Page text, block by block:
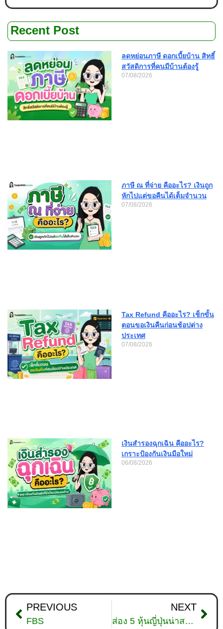
Recent Post
ลดหย่อนภาษี ดอกเบี้ยบ้าน สิทธิ์
สวัสดิการที่คนมีบ้านต้องรู้
07/08/2026
ภาษี ณ ที่จ่าย คืออะไร? เงินถูก
หักไปแต่ขอคืนได้เต็มจำนวน
07/08/2026
Tax Refund คืออะไร? เช็กขั้น
ตอนขอเงินคืนก่อนช้อปต่าง
ประเทศ
07/08/2026
เงินสำรองฉุกเฉิน คืออะไร?
เกราะป้องกันเงินมือใหม่
06/08/2026
PREVIOUS
FBS
NEXT
ส่อง 5 หุ้นญี่ปุ่นน่าสนใจ ที่ปู่ Warren Buffett เข้าซื้อ